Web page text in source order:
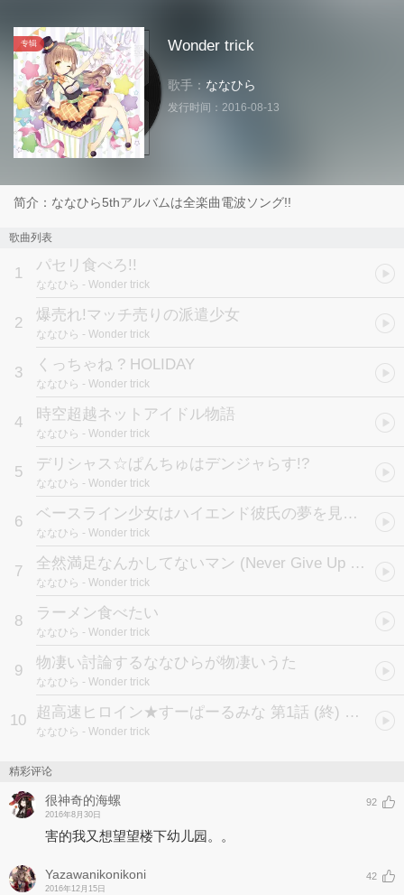
专辑 Wonder trick
歌手： ななひら
发行时间： 2016-08-13
简介：ななひら5thアルバムは全楽曲電波ソング!!
歌曲列表
1 パセリ食べろ!!
ななひら - Wonder trick
2 爆売れ!マッチ売りの派遣少女
ななひら - Wonder trick
3 くっちゃね ? HOLIDAY
ななひら - Wonder trick
4 時空超越ネットアイドル物語
ななひら - Wonder trick
5 デリシャス☆ぱんちゅはデンジャらす!?
ななひら - Wonder trick
6 ベースライン少女はハイエンド彼氏の夢を見るか?
ななひら - Wonder trick
7 全然満足なんかしてないマン (Never Give Up Woman)
ななひら - Wonder trick
8 ラーメン食べたい
ななひら - Wonder trick
9 物凄い討論するななひらが物凄いうた
ななひら - Wonder trick
10 超高速ヒロイン★すーぱーるみな 第1話 (終) 「最後の戦い」
ななひら - Wonder trick
精彩评论
很神奇的海螺
2016年8月30日
92
害的我又想望望楼下幼儿园。。
Yazawanikonikoni
2016年12月15日
42